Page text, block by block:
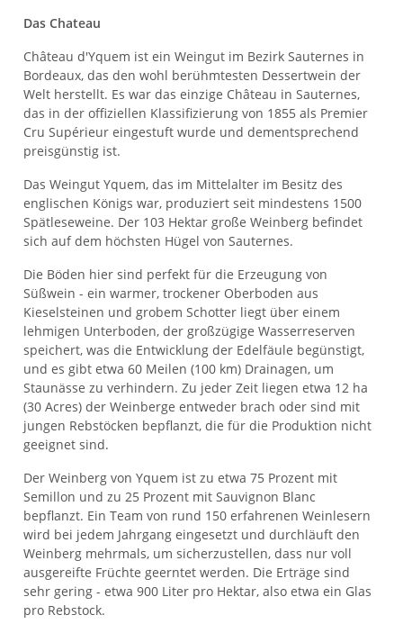
Das Chateau
Château d'Yquem ist ein Weingut im Bezirk Sauternes in
Bordeaux, das den wohl berühmtesten Dessertwein der
Welt herstellt. Es war das einzige Château in Sauternes,
das in der offiziellen Klassifizierung von 1855 als Premier
Cru Supérieur eingestuft wurde und dementsprechend
preisgünstig ist.
Das Weingut Yquem, das im Mittelalter im Besitz des
englischen Königs war, produziert seit mindestens 1500
Spätleseweine. Der 103 Hektar große Weinberg befindet
sich auf dem höchsten Hügel von Sauternes.
Die Böden hier sind perfekt für die Erzeugung von
Süßwein - ein warmer, trockener Oberboden aus
Kieselsteinen und grobem Schotter liegt über einem
lehmigen Unterboden, der großzügige Wasserreserven
speichert, was die Entwicklung der Edelfäule begünstigt,
und es gibt etwa 60 Meilen (100 km) Drainagen, um
Staunässe zu verhindern. Zu jeder Zeit liegen etwa 12 ha
(30 Acres) der Weinberge entweder brach oder sind mit
jungen Rebstöcken bepflanzt, die für die Produktion nicht
geeignet sind.
Der Weinberg von Yquem ist zu etwa 75 Prozent mit
Semillon und zu 25 Prozent mit Sauvignon Blanc
bepflanzt. Ein Team von rund 150 erfahrenen Weinlesern
wird bei jedem Jahrgang eingesetzt und durchläuft den
Weinberg mehrmals, um sicherzustellen, dass nur voll
ausgereifte Früchte geerntet werden. Die Erträge sind
sehr gering - etwa 900 Liter pro Hektar, also etwa ein Glas
pro Rebstock.